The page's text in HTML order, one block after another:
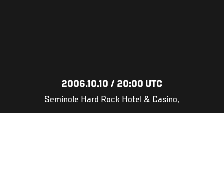
2006.10.10 / 20:00 UTC
Seminole Hard Rock Hotel & Casino,